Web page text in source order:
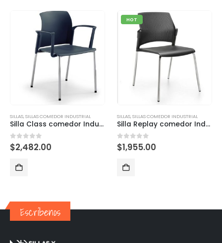
SILLAS,SILLAS COMEDOR INDUSTRIAL
Silla Class comedor Industrial con brazos
0 out of 5
$2,482.00
HOT
SILLAS,SILLAS COMEDOR INDUSTRIAL
Silla Replay comedor Industrial Gris
0out of 5
$1,955.00
Escríbenos